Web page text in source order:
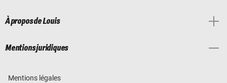
À propos de Louis
Mentions juridiques
Mentions légales